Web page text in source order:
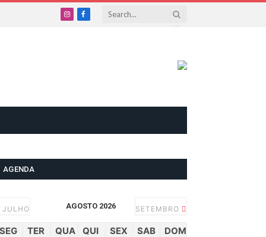
InstagramFacebook
AGENDA
JULHO AGOSTO 2026 SETEMBRO
SEG TER QUA QUI SEX SAB DOM